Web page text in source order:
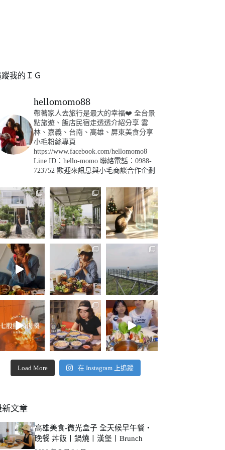
我的ＩＧ
hellomomo88
帶著家人去旅行是最大的幸福❤️ 全台景
點旅遊、飯店民宿走透透介紹分享 雲
林、嘉義、台南、高雄、屏東美食分享
小毛粉絲專頁
https://www.facebook.com/hellomomo8
Line ID：hello-momo聯絡電話：0988-
723752歡迎來訊息與小毛商談合作企劃
Load More 在 Instagram 上追蹤
新文章
高雄美食-微光盒子 全天候早午餐・
晚餐 丼飯丨鍋燒丨漢堡丨Brunch